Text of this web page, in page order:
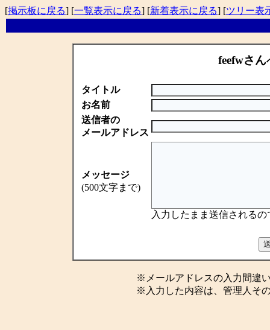
[掲示板に戻る] [一覧表示に戻る] [新着表示に戻る] [ツリー表
feefwさん
タイトル
お名前
送信者の
メールアドレス
メッセージ
(500文字まで)
入力したまま送信される
※メールアドレスの入力間違
※入力した内容は、管理人そ